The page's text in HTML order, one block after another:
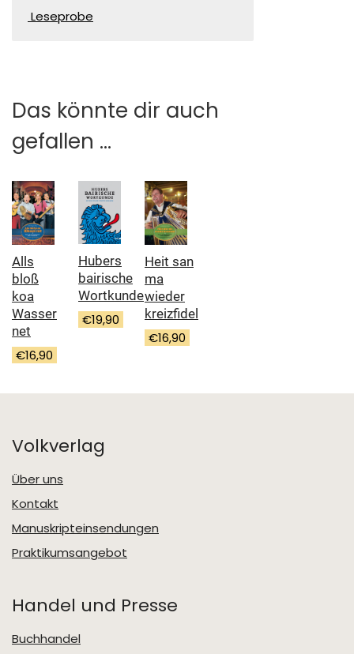
Leseprobe
Das könnte dir auch
gefallen …
Alls
bloß
koa
Wasser
net
€16,90
Hubers
bairische
Wortkunde
€19,90
Heit san
ma
wieder
kreizfidel
€16,90
Volkverlag
Über uns
Kontakt
Manuskripteinsendungen
Praktikumsangebot
Handel und Presse
Buchhandel